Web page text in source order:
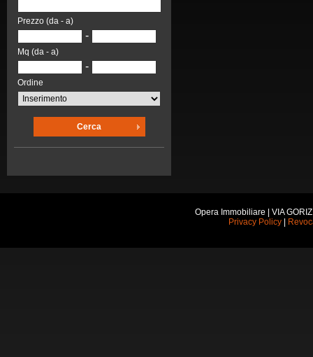
Prezzo (da - a)
-
Mq (da - a)
-
Ordine
Cerca
Opera Immobiliare | VIA
Privacy Policy|